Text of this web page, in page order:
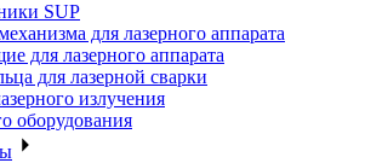
SUP
для лазерного аппарата
для лазерного аппарата
для лазерной сварки
излучения
оборудования